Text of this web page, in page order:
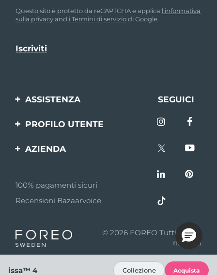
Questo sito è protetto da reCAPTCHA e applica l'informativa
sulla privacyand i Termini di serviziodi Google.
ASSISTENZA
Contattaci
batteria
SEGUICI
PROFILO UTENTE
prodotto
AZIENDA
Affiliazione
Notizie di affiliazione
Rivenditori
100% pagamenti sicuri
Recensioni Bazaarvoice
© 2026 FOREO Tutti i diritti
riservati
issa™ 4 Collezione Acquista